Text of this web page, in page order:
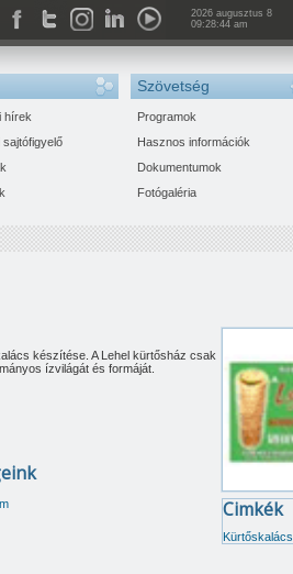
2026 augusztus 8
09:28:45 am
hírek
Szövetség
Programok
Hasznos információk
Dokumentumok
Fotógaléria
Cimkék
Kürtőskalács
készítése. A Lehel kürtősház csak
ízvilágát és formáját.